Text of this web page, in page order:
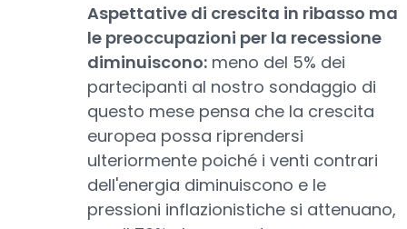
Aspettative di crescita in ribasso ma
le preoccupazioni per la recessione
diminuiscono: meno del 5% dei
partecipanti al nostro sondaggio di
questo mese pensa che la crescita
europea possa riprendersi
ulteriormente poiché i venti contrari
dell'energia diminuiscono e le
pressioni inflazionistiche si attenuano,